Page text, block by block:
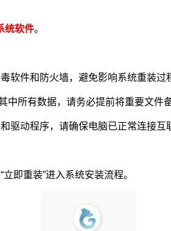
统软件。
软件和防火墙，避免影响系统重装过
中所有数据，请务必提前将重要文件
驱动程序，请确保电脑已正常连接互
即重装”进入系统安装流程。